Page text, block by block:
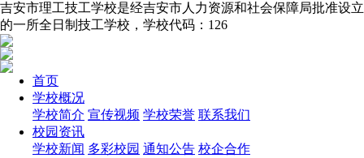
吉安市理工技工学校是经吉安市人力资源和社会保障局批准设立
的一所全日制技工学校，学校代码：126
首页
学校概况
学校简介 宣传视频 学校荣誉 联系我们
校园资讯
学校新闻 多彩校园 通知公告 校企合作